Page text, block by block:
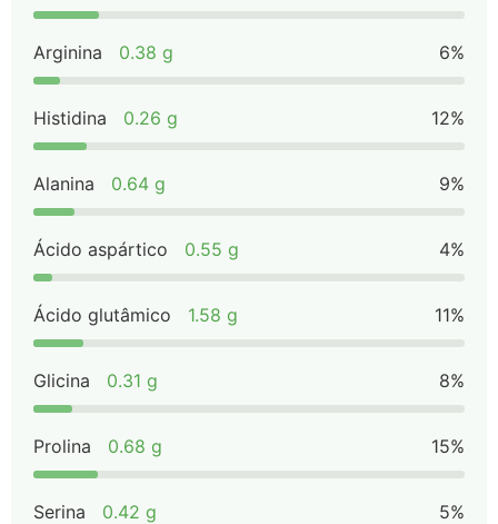
Arginina 0.38 g 6%
Histidina 0.26 g 12%
Alanina 0.64 g 9%
Ácido aspártico 0.55 g 4%
Ácido glutâmico 1.58 g 11%
Glicina 0.31 g 8%
Prolina 0.68 g 15%
Serina 0.42 g 5%